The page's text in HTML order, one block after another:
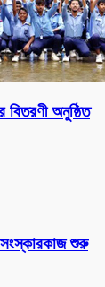
অনুষ্ঠিত
সংস্কারকাজ শুরু